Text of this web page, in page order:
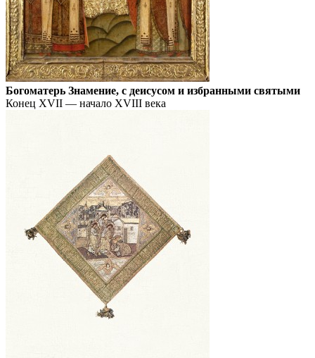
Богоматерь Знамение, с деисусом и избранными святыми
Конец XVII — начало XVIII века